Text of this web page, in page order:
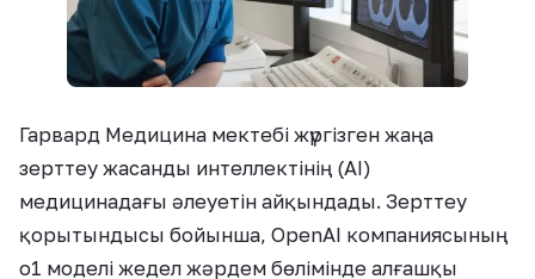
Гарвард Медицина мектебі жүргізген жаңа
зерттеу жасанды интеллектінің (AI)
медицинадағы әлеуетін айқындады. Зерттеу
қорытындысы бойынша, OpenAI компаниясының
o1 моделі жедел жәрдем бөлімінде алғашқы